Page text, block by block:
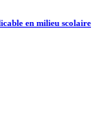
en milieu scolaire